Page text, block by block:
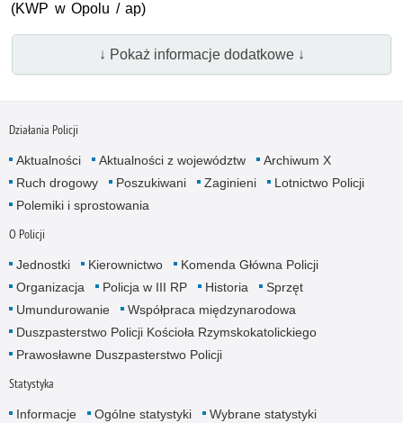
(KWP w Opolu / ap)
↓ Pokaż informacje dodatkowe ↓
Działania Policji
Aktualności Aktualności z województw
Archiwum X
Ruch drogowy
Poszukiwani Zaginieni
Lotnictwo Policji
Polemiki i sprostowania
O Policji
Jednostki Kierownictwo
Komenda Główna Policji
Organizacja
Policja w III RP Historia
Sprzęt
Umundurowanie
Współpraca międzynarodowa
Duszpasterstwo Policji Kościoła Rzymskokatolickiego
Prawosławne Duszpasterstwo Policji
Statystyka
Informacje Ogólne statystyki
Wybrane statystyki